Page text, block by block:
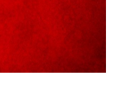
συναυλία